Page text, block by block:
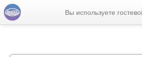
Вы используете